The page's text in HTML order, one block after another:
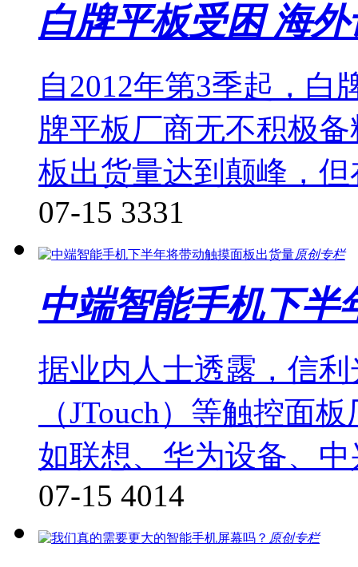
白牌平板受困 海
自2012年第3季起，白
牌平板厂商无不积极
板出货量达到颠峰，
07-15 3331
原创专栏
中端智能手机下半
据业内人士透露，信
（JTouch）等触控面
如联想、华为设备、
07-15 4014
原创专栏